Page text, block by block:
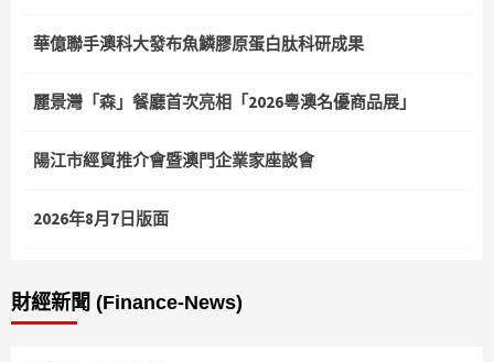
華億聯手澳科大發布魚鱗膠原蛋白肽科研成果
麗景灣「森」餐廳首次亮相「2026粵澳名優商品展」
陽江市經貿推介會暨澳門企業家座談會
2026年8月7日版面
財經新聞 (Finance-News)